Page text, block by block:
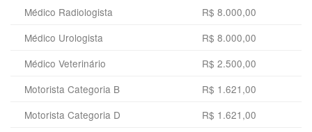
Médico Radiologista
R$ 8.000,00
Médico Urologista
R$ 8.000,00
Médico Veterinário
R$ 2.500,00
Motorista Categoria B
R$ 1.621,00
Motorista Categoria D
R$ 1.621,00